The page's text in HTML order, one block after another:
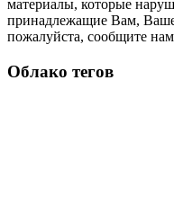
материалы, которые
принадлежащие Вам,
пожалуйста, сообщите
Облако тегов